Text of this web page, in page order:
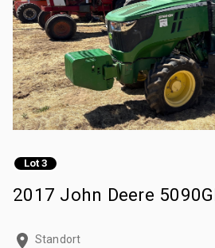
Lot 3
2017 John Deere
Standort